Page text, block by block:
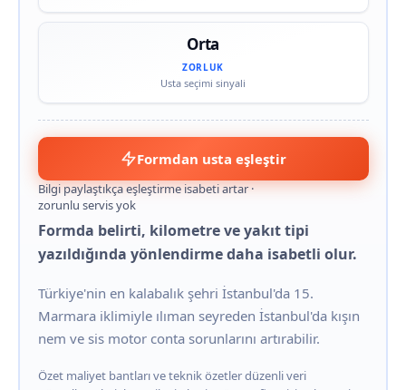
Orta
ZORLUK
Usta seçimi sinyali
Formdan usta eşleştir
Bilgi paylaştıkça eşleştirme isabeti artar ·
zorunlu servis yok
Formda belirti, kilometre ve yakıt tipi
yazıldığında yönlendirme daha isabetli olur.
Türkiye'nin en kalabalık şehri İstanbul'da 15.
Marmara iklimiyle ılıman seyreden İstanbul'da kışın
nem ve sis motor conta sorunlarını artırabilir.
Özet maliyet bantları ve teknik özetler düzenli veri